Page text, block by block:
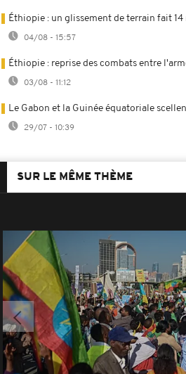
Éthiopie : un glissement de terrain fait
04/08 - 15:57
Éthiopie : reprise des combats entre
03/08 - 11:12
Le Gabon et la Guinée équatoriale
29/07 - 10:39
SUR LE MÊME THÈME